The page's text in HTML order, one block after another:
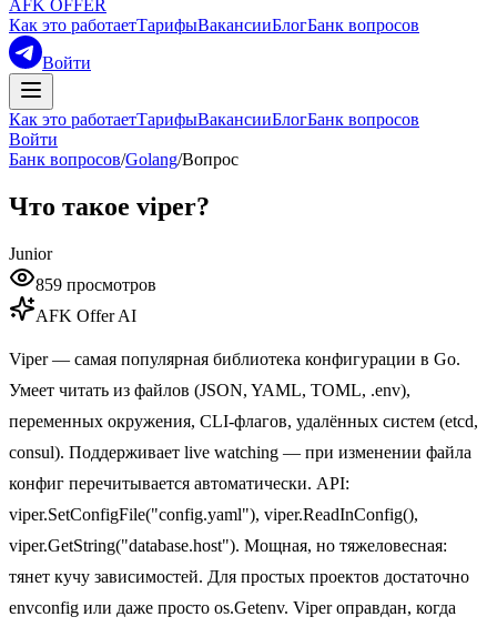
AFK OFFER
Как это работаетТарифыВакансииБлогБанк вопросов
Войти
Как это работаетТарифыВакансииБлогБанк вопросов
Войти
Банк вопросов/Golang/Вопрос
Что такое viper?
Junior
859 просмотров
AFK Offer AI
Viper — самая популярная библиотека конфигурации в Go.
Умеет читать из файлов (JSON, YAML, TOML, .env),
переменных окружения, CLI-флагов, удалённых систем (etcd,
consul). Поддерживает live watching — при изменении файла
конфиг перечитывается автоматически. API:
viper.SetConfigFile("config.yaml"), viper.ReadInConfig(),
viper.GetString("database.host"). Мощная, но тяжеловесная:
тянет кучу зависимостей. Для простых проектов достаточно
envconfig или даже просто os.Getenv. Viper оправдан, когда